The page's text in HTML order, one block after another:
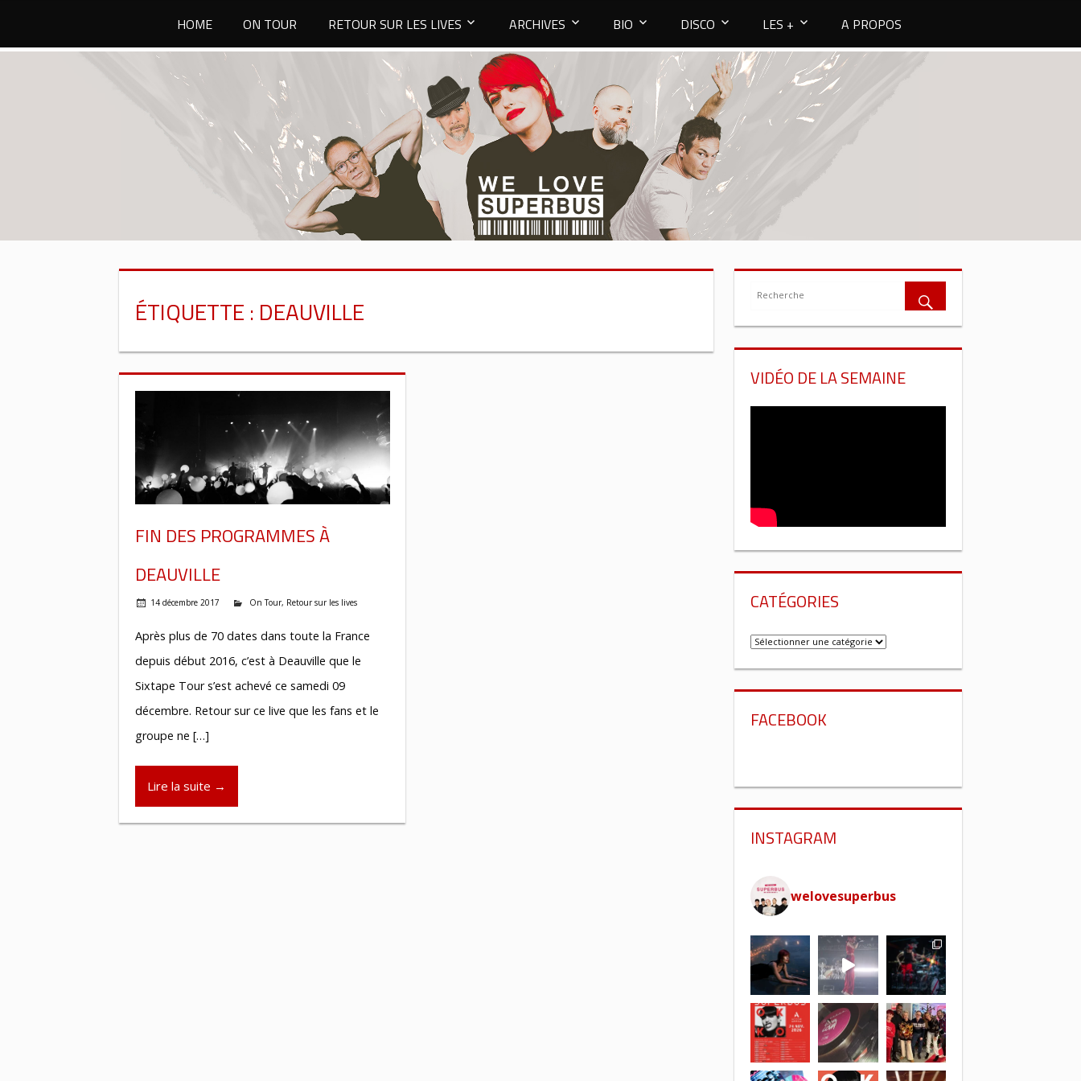
contenu
HOME ON TOUR RETOUR SUR LES LIVES ARCHIVES BIO DISCO LES + A PROPOS
ÉTIQUETTE : DEAUVILLE
FIN DES PROGRAMMES À
DEAUVILLE
14 décembre 2017 On Tour, Retour sur les lives
Après plus de 70 dates dans toute la France
depuis début 2016, c’est à Deauville que le
Sixtape Tour s’est achevé ce samedi 09
décembre. Retour sur ce live que les fans et le
groupe ne […]
Lire la suite →
VIDÉO DE LA SEMAINE
CATÉGORIES
Catégories
FACEBOOK
INSTAGRAM
welovesuperbus